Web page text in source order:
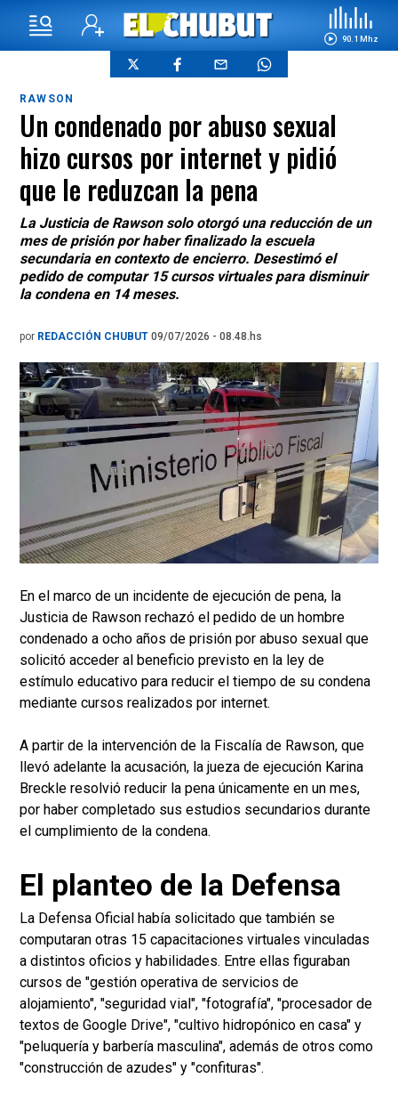
90.1 Mhz
RAWSON
Un condenado por abuso sexual
hizo cursos por internet y pidió
que le reduzcan la pena
La Justicia de Rawson solo otorgó una reducción de un
mes de prisión por haber finalizado la escuela
secundaria en contexto de encierro. Desestimó el
pedido de computar 15 cursos virtuales para disminuir
la condena en 14 meses.
por REDACCIÓN CHUBUT 09/07/2026 - 08.48.hs
En el marco de un incidente de ejecución de pena, la
Justicia de Rawson rechazó el pedido de un hombre
condenado a ocho años de prisión por abuso sexual que
solicitó acceder al beneficio previsto en la ley de
estímulo educativo para reducir el tiempo de su condena
mediante cursos realizados por internet.
A partir de la intervención de la Fiscalía de Rawson, que
llevó adelante la acusación, la jueza de ejecución Karina
Breckle resolvió reducir la pena únicamente en un mes,
por haber completado sus estudios secundarios durante
el cumplimiento de la condena.
El planteo de la Defensa
La Defensa Oficial había solicitado que también se
computaran otras 15 capacitaciones virtuales vinculadas
a distintos oficios y habilidades. Entre ellas figuraban
cursos de "gestión operativa de servicios de
alojamiento", "seguridad vial", "fotografía", "procesador de
textos de Google Drive", "cultivo hidropónico en casa" y
"peluquería y barbería masculina", además de otros como
"construcción de azudes" y "confituras".